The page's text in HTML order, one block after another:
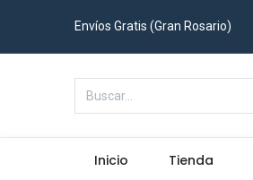
Envíos Gratis (Gran Rosario)
Inicio Tienda